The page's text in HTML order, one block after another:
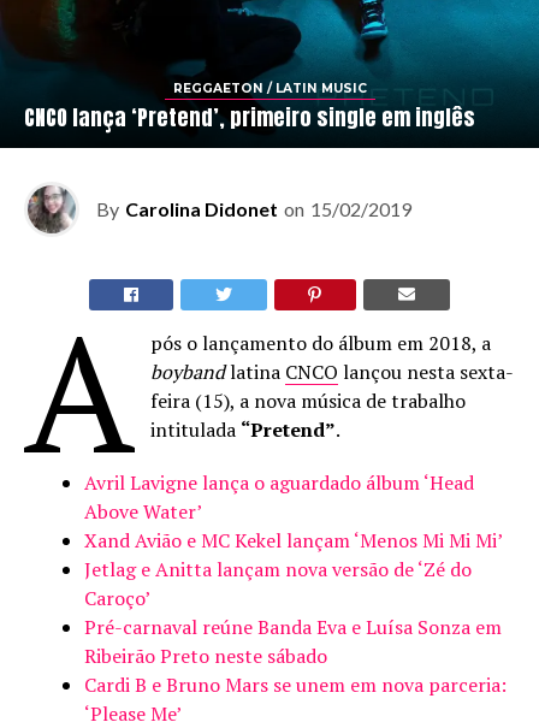
REGGAETON / LATIN MUSIC
CNCO lança ‘Pretend’, primeiro single em inglês
By Carolina Didonet on 15/02/2019
A
pós o lançamento do álbum em 2018, a
boybandlatina CNCO lançou nesta sexta-
feira (15), a nova música de trabalho
intitulada “Pretend”.
Avril Lavigne lança o aguardado álbum ‘Head
Above Water’
Xand Avião e MC Kekel lançam ‘Menos Mi Mi Mi’
Jetlag e Anitta lançam nova versão de ‘Zé do
Caroço’
Pré-carnaval reúne Banda Eva e Luísa Sonza em
Ribeirão Preto neste sábado
Cardi B e Bruno Mars se unem em nova parceria:
‘Please Me’